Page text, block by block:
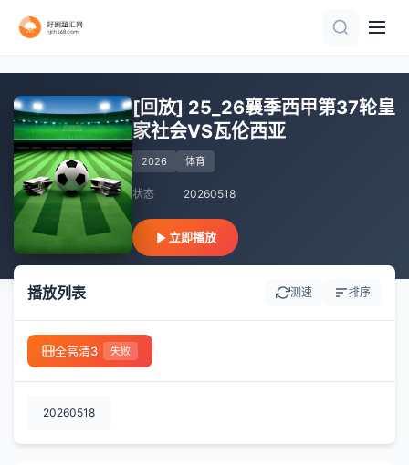
[回放] 25_26襄季西甲第37轮皇
家社会VS瓦伦西亚
2026 体育
状态 20260518
立即播放
播放列表 测速 排序
全高清3 失败
20260518
正片
HD
HD
正片
正片
正片
HD
更新至HD
第61-80集完结
正片